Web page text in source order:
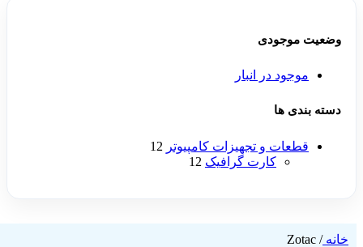
وضعیت موجودی
موجود در انبار
دسته بندی ها
قطعات و تجهیزات کامپیوتر 12
کارت گرافیک 12
خانه/
Zotac